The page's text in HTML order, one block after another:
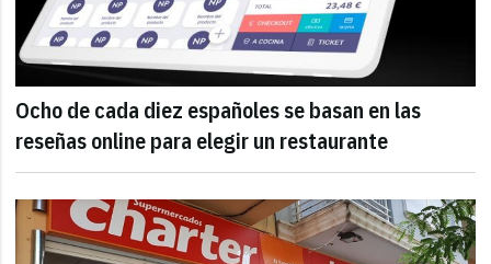
Ocho de cada diez españoles se basan en las
reseñas online para elegir un restaurante